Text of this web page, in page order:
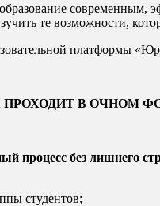
современным,
те возможности,
платформы
В ОЧНОМ
процесс без лишнего
студентов;